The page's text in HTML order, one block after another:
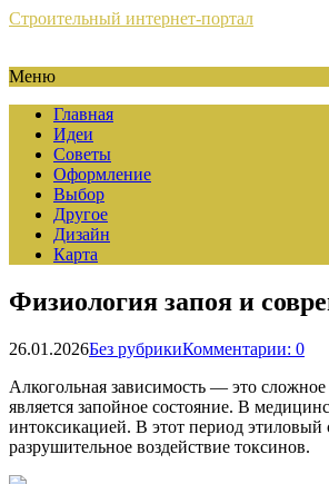
Строительный интернет-портал
Меню
Главная
Идеи
Советы
Оформление
Выбор
Другое
Дизайн
Карта
Физиология запоя и
26.01.2026Без рубрикиКомментарии: 0
Алкогольная зависимость — это сложное
является запойное состояние. В
интоксикацией. В этот период этиловый
разрушительное воздействие токсинов.